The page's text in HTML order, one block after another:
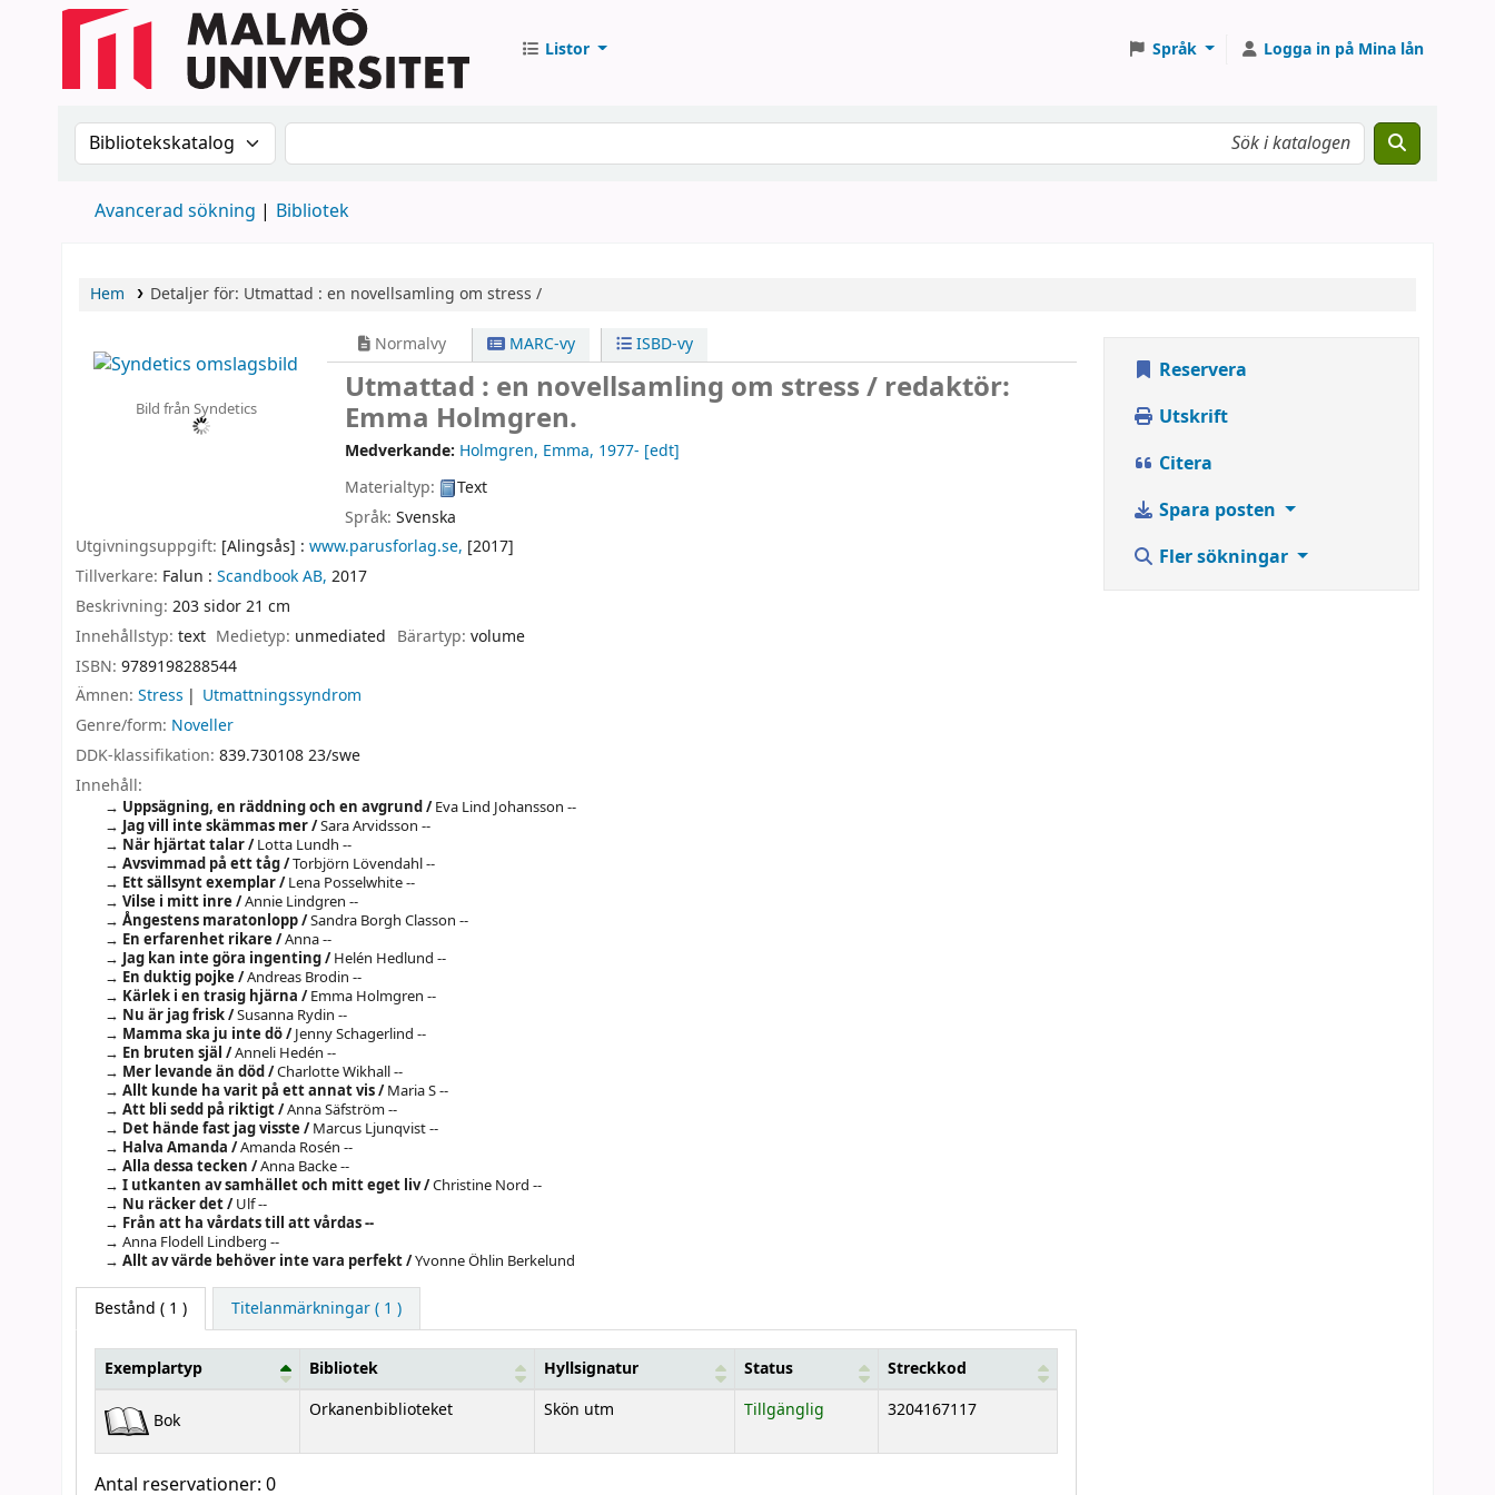
Listor Språk Logga in på Mina lån
Sök i katalogen efter:Sök i katalogen
Avancerad sökning Bibliotek
Hem Detaljer för: Utmattad : en novellsamling om stress /
Bild från Syndetics
Normalvy MARC-vy ISBD-vy
Utmattad : en novellsamling om stress / redaktör:
Emma Holmgren.
Medverkande: Holmgren, Emma, 1977- [edt]
Materialtyp:
Text
Språk:Svenska
Utgivningsuppgift: [Alingsås] : www.parusforlag.se, [2017]
Tillverkare: Falun : Scandbook AB, 2017
Beskrivning: 203 sidor 21 cm
Innehållstyp: text Medietyp: unmediated Bärartyp: volume
ISBN: 9789198288544
Ämnen: Stress
Utmattningssyndrom
Genre/form: Noveller
DDK-klassifikation: 839.730108 23/swe
Innehåll:
Uppsägning, en räddning och en avgrund /Eva Lind Johansson --
Jag vill inte skämmas mer /Sara Arvidsson --
När hjärtat talar /Lotta Lundh --
Avsvimmad på ett tåg /Torbjörn Lövendahl --
Ett sällsynt exemplar /Lena Posselwhite --
Vilse i mitt inre /Annie Lindgren --
Ångestens maratonlopp /Sandra Borgh Classon --
En erfarenhet rikare /Anna --
Jag kan inte göra ingenting /Helén Hedlund --
En duktig pojke /Andreas Brodin --
Kärlek i en trasig hjärna /Emma Holmgren --
Nu är jag frisk /Susanna Rydin --
Mamma ska ju inte dö /Jenny Schagerlind --
En bruten själ /Anneli Hedén --
Mer levande än död /Charlotte Wikhall --
Allt kunde ha varit på ett annat vis /Maria S --
Att bli sedd på riktigt /Anna Säfström --
Det hände fast jag visste /Marcus Ljunqvist --
Halva Amanda /Amanda Rosén --
Alla dessa tecken /Anna Backe --
I utkanten av samhället och mitt eget liv /Christine Nord --
Nu räcker det /Ulf --
Från att ha vårdats till att vårdas --
Anna Flodell Lindberg --
Allt av värde behöver inte vara perfekt /Yvonne Öhlin Berkelund
Bestånd ( 1 ) Titelanmärkningar ( 1 )
Exemplartyp Bibliotek Hyllsignatur Status Streckkod
Bok Orkanenbiblioteket Skön utm Tillgänglig 3204167117
Antal reservationer: 0
Reservera
Utskrift
Citera
Spara posten
Fler sökningar